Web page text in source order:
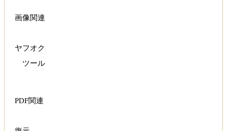
画像関連
ヤフオク
ツール
PDF関連